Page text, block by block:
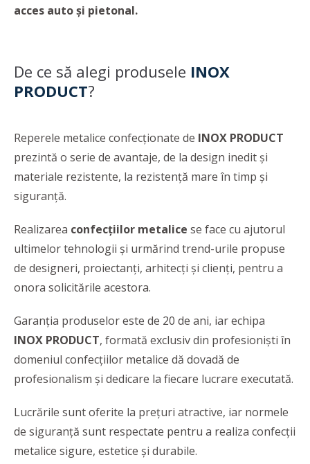
acces auto și pietonal.
De ce să alegi produsele INOX
PRODUCT?
Reperele metalice confecționate de INOX PRODUCT
prezintă o serie de avantaje, de la design inedit și
materiale rezistente, la rezistență mare în timp și
siguranță.
Realizarea confecțiilor metalice se face cu ajutorul
ultimelor tehnologii și urmărind trend-urile propuse
de designeri, proiectanți, arhitecți și clienți, pentru a
onora solicitările acestora.
Garanția produselor este de 20 de ani, iar echipa
INOX PRODUCT, formată exclusiv din profesioniști în
domeniul confecțiilor metalice dă dovadă de
profesionalism şi dedicare la fiecare lucrare executată.
Lucrările sunt oferite la prețuri atractive, iar normele
de siguranţă sunt respectate pentru a realiza confecții
metalice sigure, estetice şi durabile.